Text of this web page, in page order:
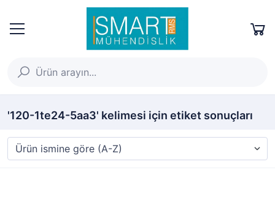
'120-1te24-5aa3' kelimesi için etiket sonuçları